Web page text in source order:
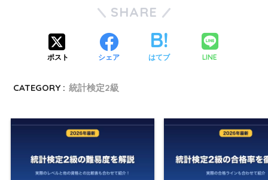
SHARE
ポスト シェア はてブ LINE
CATEGORY : 統計検定2級